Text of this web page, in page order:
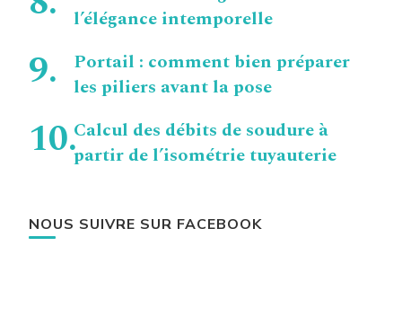
l’élégance intemporelle
Portail : comment bien préparer
les piliers avant la pose
Calcul des débits de soudure à
partir de l’isométrie tuyauterie
NOUS SUIVRE SUR FACEBOOK